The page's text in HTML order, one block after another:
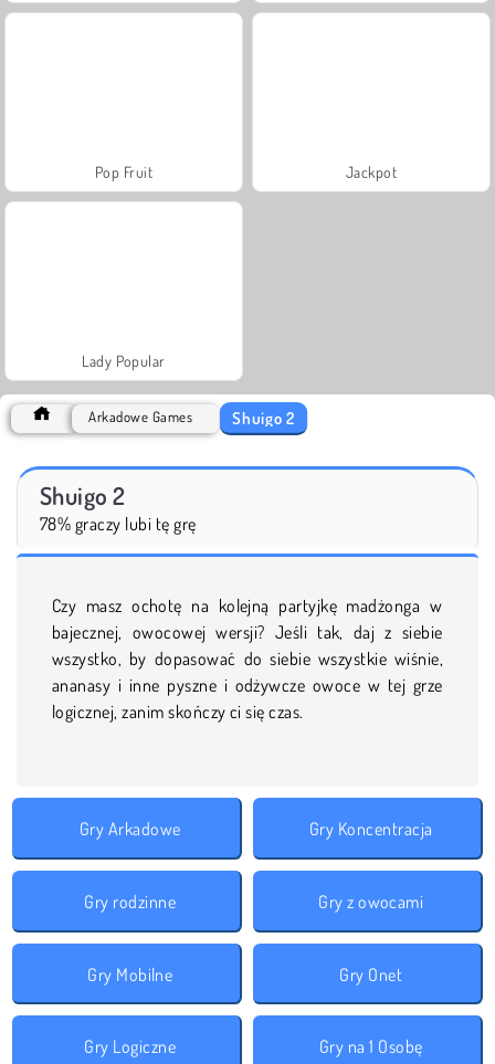
Pop Fruit Jackpot
Lady Popular
Arkadowe Games Shuigo 2
Shuigo 2
78% graczy lubi tę grę
Czy masz ochotę na kolejną partyjkę madżonga w
bajecznej, owocowej wersji? Jeśli tak, daj z siebie
wszystko, by dopasować do siebie wszystkie wiśnie,
ananasy i inne pyszne i odżywcze owoce w tej grze
logicznej, zanim skończy ci się czas.
Gry Arkadowe Gry Koncentracja
Gry rodzinne Gry z owocami
Gry Mobilne Gry Onet
Gry Logiczne Gry na 1 Osobę